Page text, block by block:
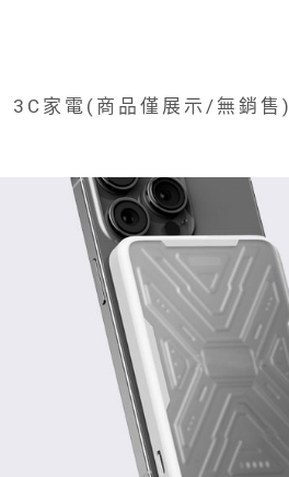
3C家電(商品僅展示/無銷售)